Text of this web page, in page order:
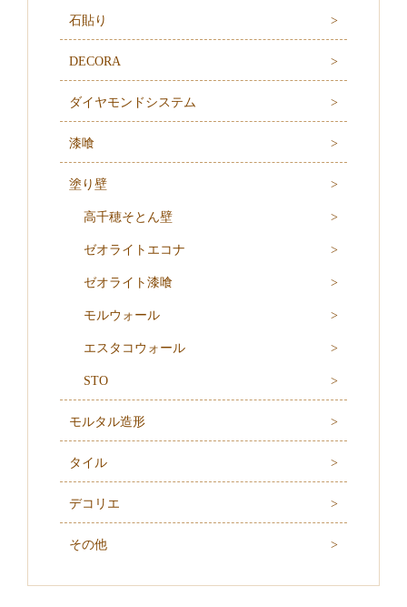
石貼り
DECORA
ダイヤモンドシステム
漆喰
塗り壁
高千穂そとん壁
ゼオライトエコナ
ゼオライト漆喰
モルウォール
エスタコウォール
STO
モルタル造形
タイル
デコリエ
その他